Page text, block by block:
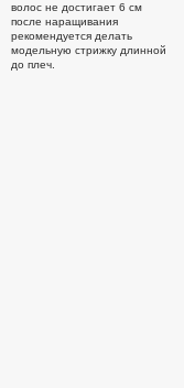
волос не достигает 6 см
после наращивания
рекомендуется делать
модельную стрижку длинной
до плеч.